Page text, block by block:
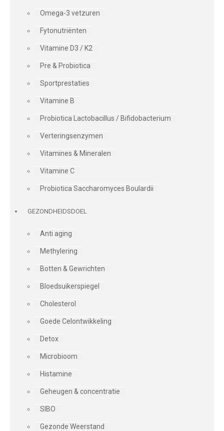
Omega-3 vetzuren
Fytonutriënten
Vitamine D3 / K2
Pre & Probiotica
Sportprestaties
Vitamine B
Probiotica Lactobacillus / Bifidobacterium
Verteringsenzymen
Vitamines & Mineralen
Vitamine C
Probiotica Saccharomyces Boulardii
GEZONDHEIDSDOEL
Anti aging
Methylering
Botten & Gewrichten
Bloedsuikerspiegel
Cholesterol
Goede Celontwikkeling
Detox
Microbioom
Histamine
Geheugen & concentratie
SIBO
Gezonde Weerstand